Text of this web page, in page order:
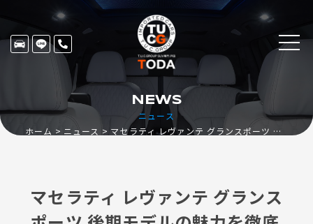
ニュース
NEWS
ホーム ニュース マセラティ レヴァンテ グランスポーツ 後期モデルの魅力を徹底解説【新入庫紹介】
マセラティ レヴァンテ グランス